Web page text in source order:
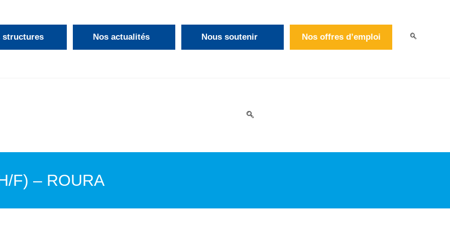
structures Nos actualités Nous soutenir Nos offres d’emploi
F) – ROURA